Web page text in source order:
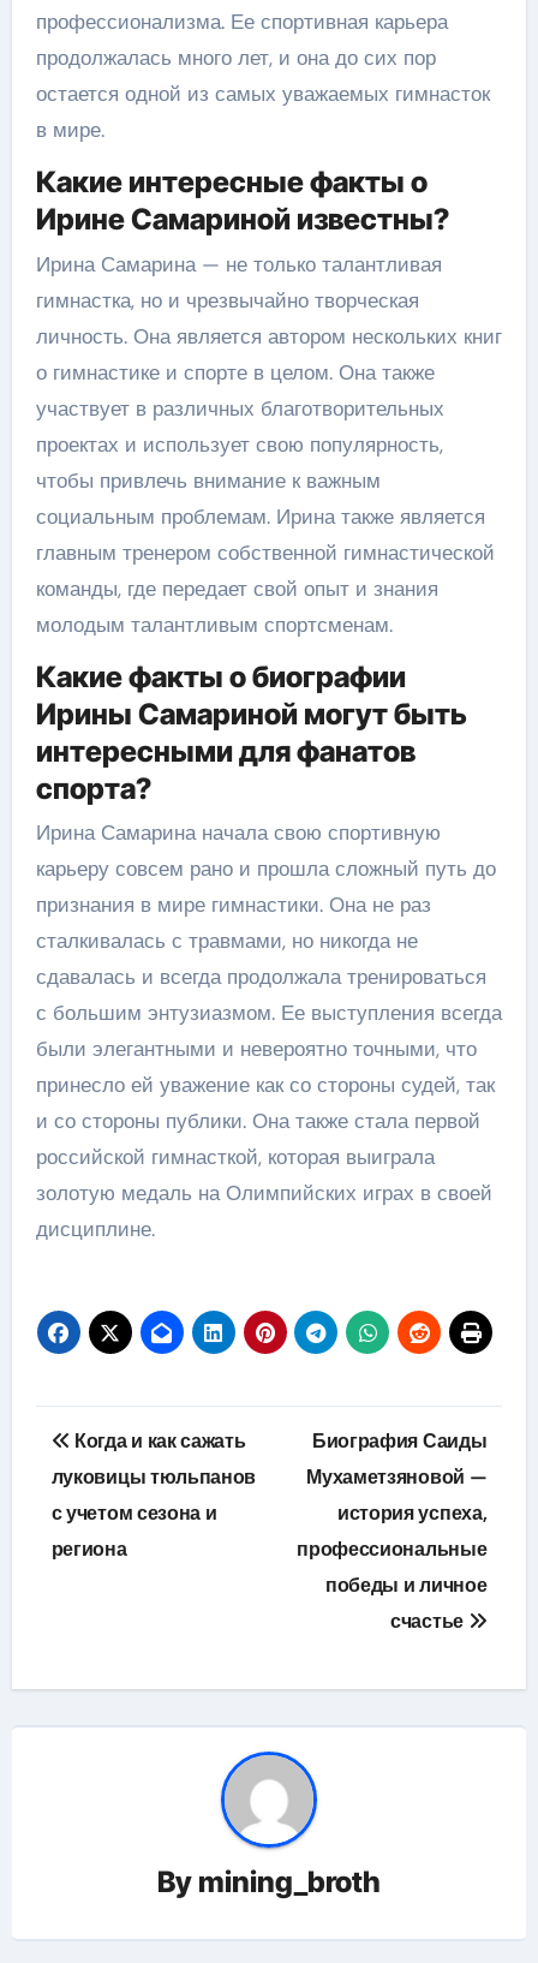
профессионализма. Ее спортивная карьера
продолжалась много лет, и она до сих пор
остается одной из самых уважаемых гимнасток
в мире.
Какие интересные факты о
Ирине Самариной известны?
Ирина Самарина — не только талантливая
гимнастка, но и чрезвычайно творческая
личность. Она является автором нескольких книг
о гимнастике и спорте в целом. Она также
участвует в различных благотворительных
проектах и использует свою популярность,
чтобы привлечь внимание к важным
социальным проблемам. Ирина также является
главным тренером собственной гимнастической
команды, где передает свой опыт и знания
молодым талантливым спортсменам.
Какие факты о биографии
Ирины Самариной могут быть
интересными для фанатов
спорта?
Ирина Самарина начала свою спортивную
карьеру совсем рано и прошла сложный путь до
признания в мире гимнастики. Она не раз
сталкивалась с травмами, но никогда не
сдавалась и всегда продолжала тренироваться
с большим энтузиазмом. Ее выступления всегда
были элегантными и невероятно точными, что
принесло ей уважение как со стороны судей, так
и со стороны публики. Она также стала первой
российской гимнасткой, которая выиграла
золотую медаль на Олимпийских играх в своей
дисциплине.
Навигация
по
записям
Когда и как сажать
луковицы тюльпанов
с учетом сезона и
региона
Биография Саиды
Мухаметзяновой —
история успеха,
профессиональные
победы и личное
счастье
By mining_broth